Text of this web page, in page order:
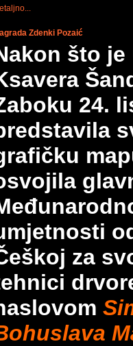
Zdenki Pozaić
što
24.
za